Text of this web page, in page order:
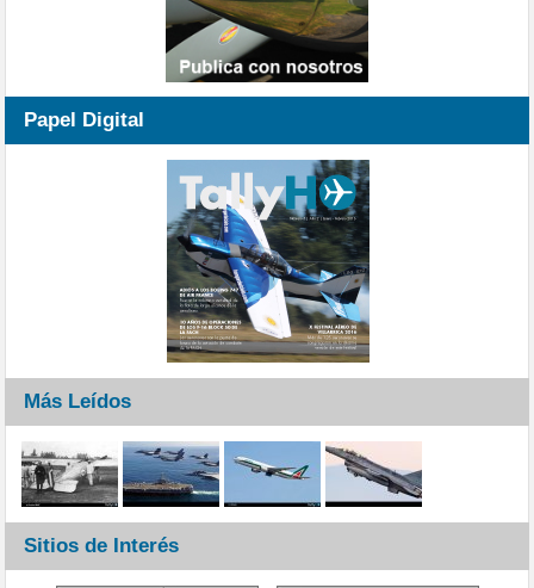
Papel Digital
Más Leídos
Sitios de Interés